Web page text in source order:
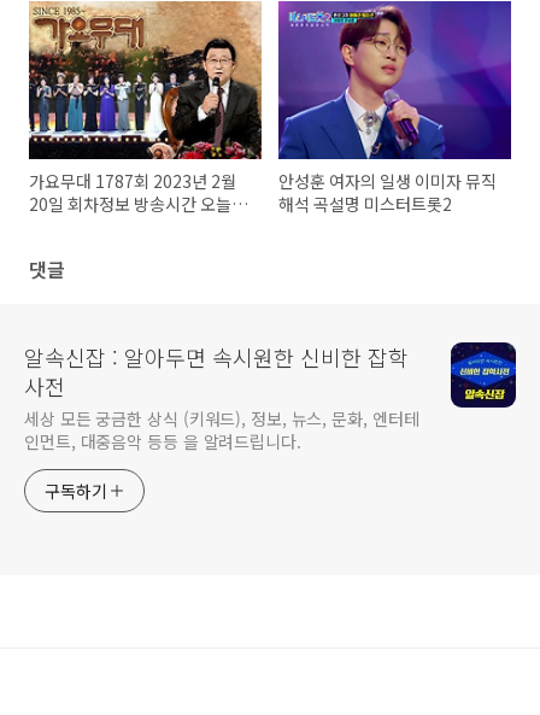
가요무대 1787회 2023년 2월
20일 회차정보 방송시간 오늘
안성훈 여자의 일생 이미자 뮤직
해석 곡설명 미스터트롯2
댓글
알속신잡 : 알아두면 속시원한 신비한 잡학
사전
세상 모든 궁금한 상식 (키워드), 정보, 뉴스, 문화, 엔터테
인먼트, 대중음악 등등 을 알려드립니다.
구독하기